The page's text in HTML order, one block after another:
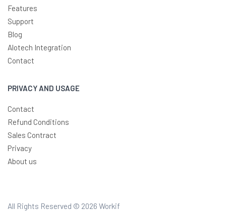
Features
Support
Blog
Alotech Integration
Contact
PRIVACY AND USAGE
Contact
Refund Conditions
Sales Contract
Privacy
About us
All Rights Reserved © 2026 Workif